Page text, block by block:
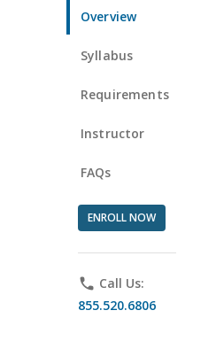
Overview
Syllabus
Requirements
Instructor
FAQs
ENROLL NOW
phone Call Us:
855.520.6806